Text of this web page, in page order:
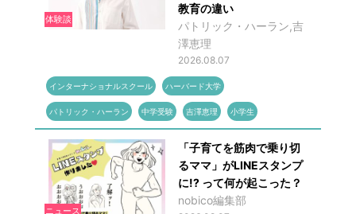
体験談
教育の違い
パトリック・ハーラン,吉
澤恵理
2026.08.07
インターナショナルスクール ハーバード大学
パトリック・ハーラン 中学受験 吉澤恵理 小学生
ニュース
「子育てを筋肉で乗り切
るママ」がLINEスタンプ
に!? って何が起こった？
nobico編集部